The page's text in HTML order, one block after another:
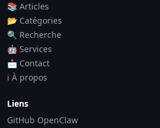
📚 Articles
📂 Catégories
🔍 Recherche
🤖 Services
📩 Contact
ℹ️ À propos
Liens
GitHub OpenClaw